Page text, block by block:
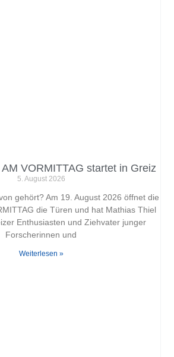
VORMITTAG startet in Greiz
5. August 2026
gehört? Am 19. August 2026 öffnet die
die Türen und hat Mathias Thiel
Enthusiasten und Ziehvater junger
Forscherinnen und
Weiterlesen »